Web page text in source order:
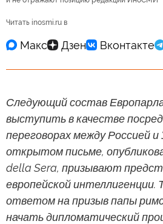
Читать inosmi.ru в
Следующий состав
выступить в качестве
переговорах между Россией
открытом письме,
della Sera, призывают
европейской
ответом на призыв папы
начать дипломатический